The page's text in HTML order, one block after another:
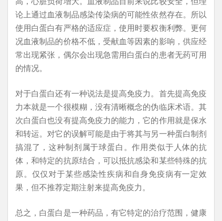
论上通过血液制品感染传染病的可能性依然存在。所以
使用白蛋白有严格的适应症，使用时要权衡利弊。更何
况血液制品的价格不低，受献血等因素的影响，供应经
常出现紧张，偶尔会出现急需用白蛋白的患者无药可用
的情况。
对于白蛋白还有一种说法是提高免疫力。首先提高免疫
力本就是一个很模糊，没有清晰概念的伪临床术语。其
次白蛋白也没有提高免疫力的能力，它的作用就是保水
和转运。对它的误解可能是由于将其与另一种蛋白制剂
搞混了，这种制剂属于球蛋白。作用类似于人体的抗
体，和特定的抗原结合，可以抵抗感染和某些特殊的抗
原。仅仅对于某些感染性疾病和自身免疫病有一定效
果，但不推荐定期注射来提高免疫力。
总之，白蛋白是一种药品，有它特定的治疗范围，健康